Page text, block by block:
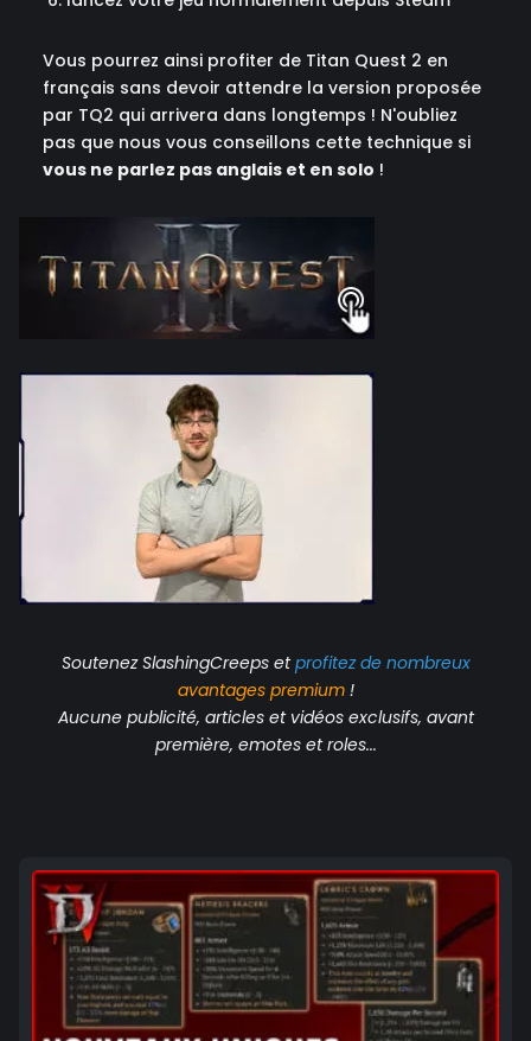
Vous pourrez ainsi profiter de Titan Quest 2 en
français sans devoir attendre la version proposée
par TQ2 qui arrivera dans longtemps ! N'oubliez
pas que nous vous conseillons cette technique si
vous ne parlez pas anglais et en solo !
Soutenez SlashingCreeps etprofitez de nombreux
avantagespremium!
Aucune publicité, articles et vidéos exclusifs, avant
première, emotes et roles...